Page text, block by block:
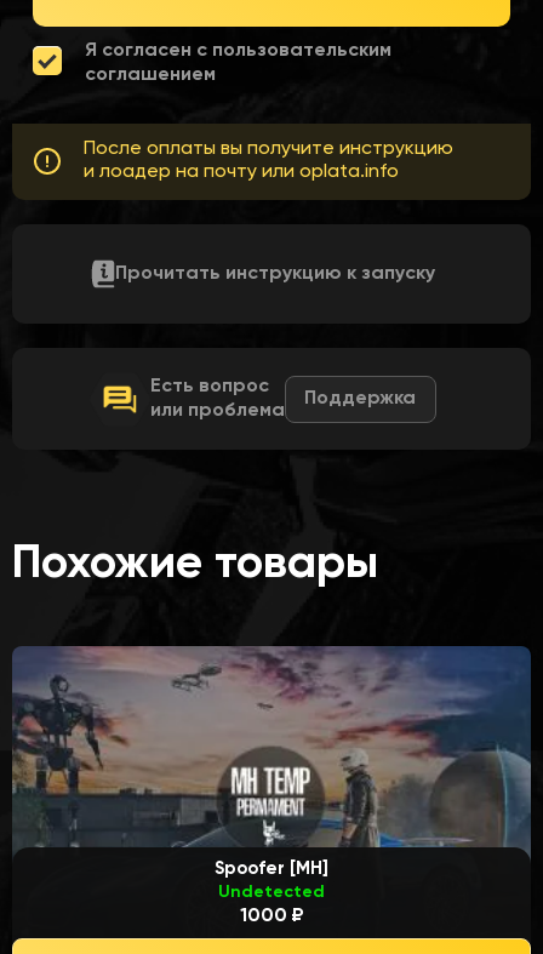
Я согласен с пользовательским
соглашением
После оплаты вы получите инструкцию
и лоадер на почту или oplata.info
Прочитать инструкцию к запуску
Есть вопрос
или проблема
Поддержка
Похожие товары
Spoofer [MH]
Undetected
1000 ₽